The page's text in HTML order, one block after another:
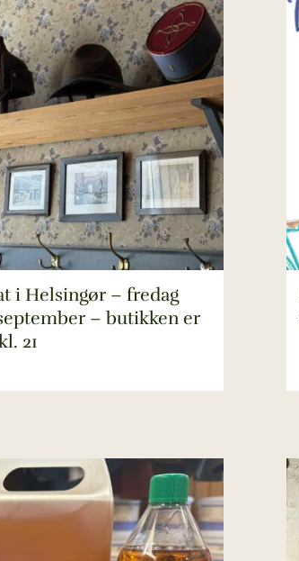
i Helsingør – fredag
– butikken er
21